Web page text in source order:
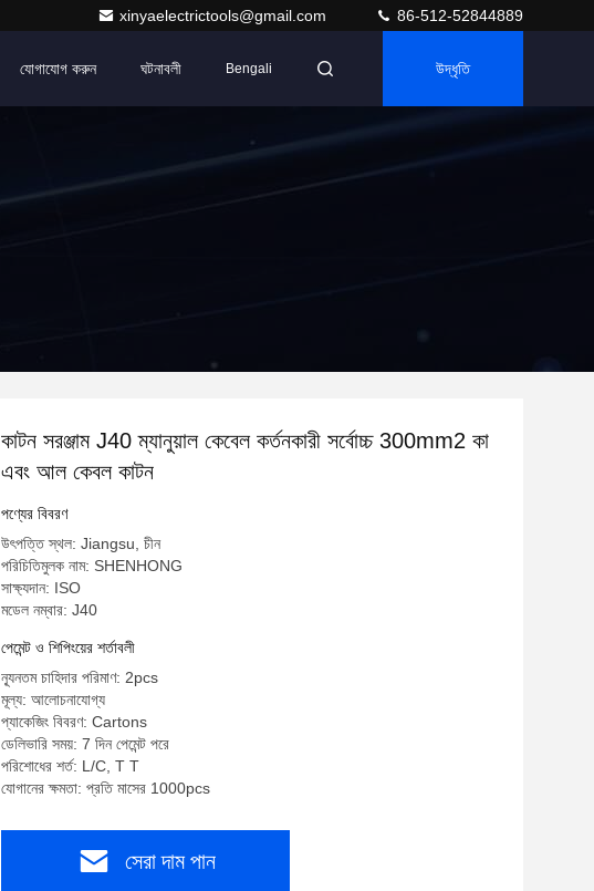
xinyaelectrictools@gmail.com 86-512-52844889
যোগাযোগ করুন ঘটনাবলী Bengali উদ্ধৃতি
কাটন সরঞ্জাম J40 ম্যানুয়াল কেবেল কর্তনকারী সর্বোচ্চ 300mm2 কা
এবং আল কেবল কাটন
পণ্যের বিবরণ
উৎপত্তি স্থল: Jiangsu, চীন
পরিচিতিমুলক নাম: SHENHONG
সাক্ষ্যদান: ISO
মডেল নম্বার: J40
পেমেন্ট ও শিপিংয়ের শর্তাবলী
ন্যূনতম চাহিদার পরিমাণ: 2pcs
মূল্য: আলোচনাযোগ্য
প্যাকেজিং বিবরণ: Cartons
ডেলিভারি সময়: 7 দিন পেমেন্ট পরে
পরিশোধের শর্ত: L/C, T T
যোগানের ক্ষমতা: প্রতি মাসের 1000pcs
সেরা দাম পান